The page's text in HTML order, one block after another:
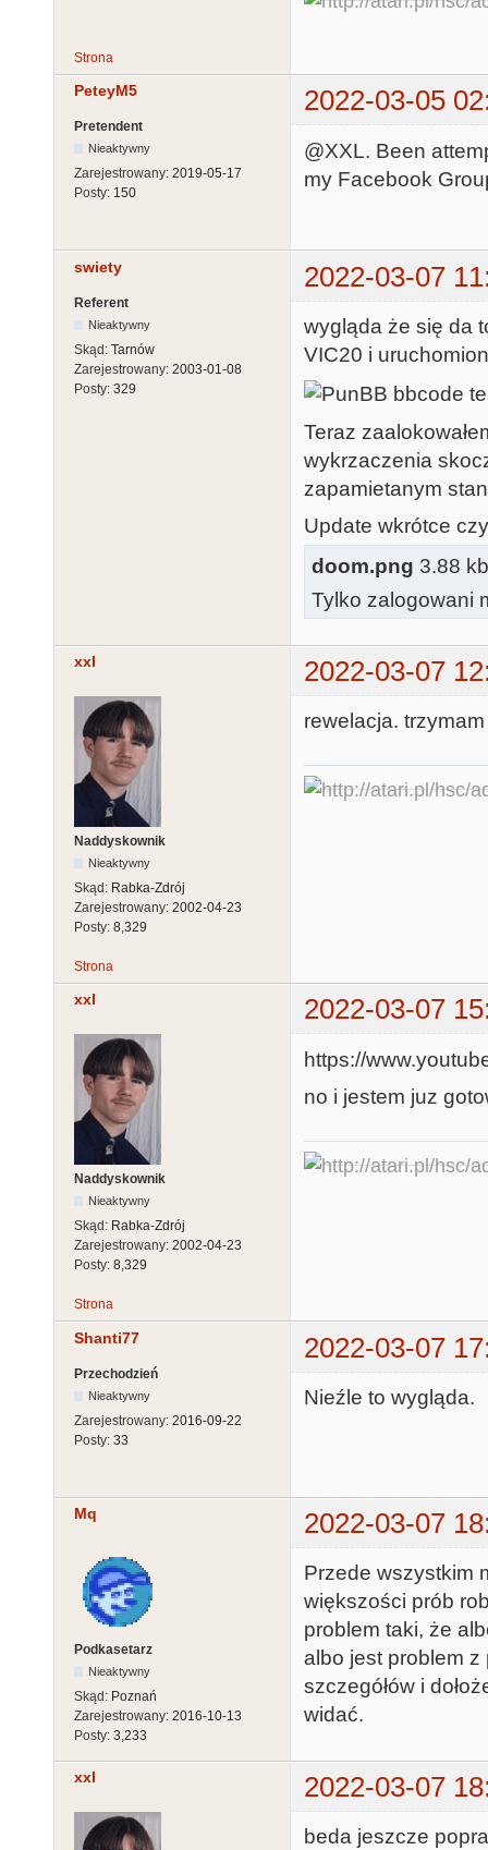
Strona
PeteyM5 2022-03-05
Pretendent
Nieaktywny
Zarejestrowany: 2019-05-17
Posty: 150
@XXL. Been
my Facebook
swiety 2022-03-07
Referent
Nieaktywny
Skąd: Tarnów
Zarejestrowany: 2003-01-08
Posty: 329
wygląda że się da
VIC20 i
Teraz
wykrzaczenia
zapamietanym
Update wkrótce
doom.png 3.88
Tylko zalogowani
xxl 2022-03-07
Naddyskownik
Nieaktywny
Skąd: Rabka-Zdrój
Zarejestrowany: 2002-04-23
Posty: 8,329
rewelacja.
Strona
xxl 2022-03-07
Naddyskownik
Nieaktywny
Skąd: Rabka-Zdrój
Zarejestrowany: 2002-04-23
Posty: 8,329
https://
no i jestem juz
Strona
Shanti77 2022-03-07
Przechodzień
Nieaktywny
Zarejestrowany: 2016-09-22
Posty: 33
Nieźle to wygląda.
Mq 2022-03-07
Podkasetarz
Nieaktywny
Skąd: Poznań
Zarejestrowany: 2016-10-13
Posty: 3,233
Przede wszystkim
większości prób
problem taki, że
albo jest problem
szczegółów i
widać.
xxl 2022-03-07
beda jeszcze